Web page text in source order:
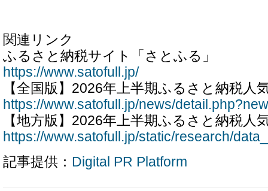
関連リンク
ふるさと納税サイト「さとふる」
https://www.satofull.jp/
【全国版】2026年上半期ふるさと納税人
https://www.satofull.jp/news/
【地方版】2026年上半期ふるさと納税人
https://www.satofull.jp/static/research/
記事提供： Digital PR Platform